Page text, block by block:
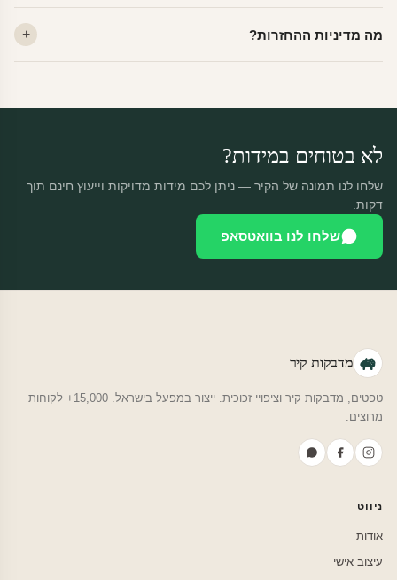
יוצאות באותו יום.
מה מדיניות ההחזרות?
לא בטוחים במידות?
שלחו לנו תמונה של הקיר — ניתן לכם מידות מדויקות וייעוץ חינם תוך
דקות.
שלחו לנו בוואטסאפ
מדבקות קיר
טפטים, מדבקות קיר וציפויי זכוכית. ייצור במפעל בישראל. 15,000+ לקוחות
מרוצים.
ניווט
אודות
עיצוב אישי